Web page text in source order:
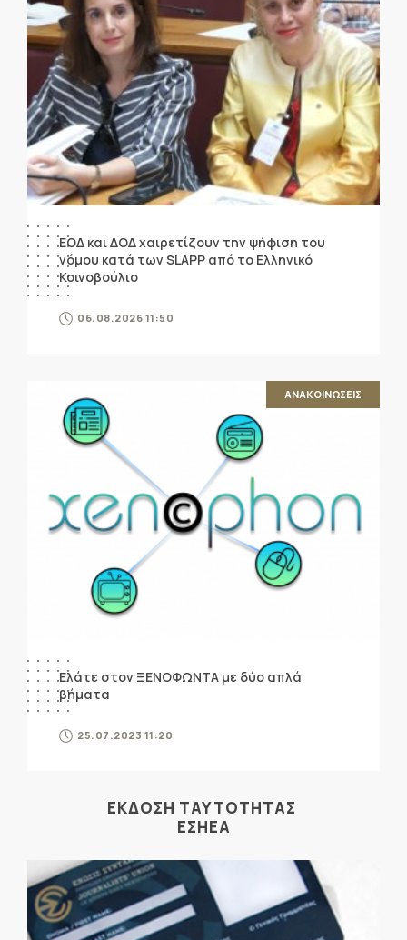
ΕΟΔ και ΔΟΔ χαιρετίζουν την ψήφιση του
νόμου κατά των SLAPP από το Ελληνικό
Κοινοβούλιο
06.08.2026 11:50
ΑΝΑΚΟΙΝΩΣΕΙΣ
Ελάτε στον ΞΕΝΟΦΩΝΤΑ με δύο απλά
βήματα
25.07.2023 11:20
ΕΚΔΟΣΗ ΤΑΥΤΟΤΗΤΑΣ
ΕΣΗΕΑ